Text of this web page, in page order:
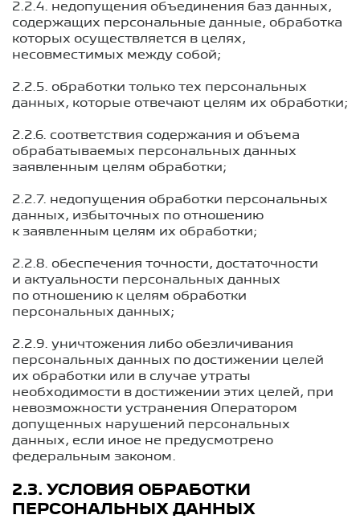
2.2.4. недопущения объединения баз данных,
содержащих персональные данные, обработка
которых осуществляется в целях,
несовместимых между собой;
2.2.5. обработки только тех персональных
данных, которые отвечают целям их обработки;
2.2.6. соответствия содержания и объема
обрабатываемых персональных данных
заявленным целям обработки;
2.2.7. недопущения обработки персональных
данных, избыточных по отношению
к заявленным целям их обработки;
2.2.8. обеспечения точности, достаточности
и актуальности персональных данных
по отношению к целям обработки
персональных данных;
2.2.9. уничтожения либо обезличивания
персональных данных по достижении целей
их обработки или в случае утраты
необходимости в достижении этих целей, при
невозможности устранения Оператором
допущенных нарушений персональных
данных, если иное не предусмотрено
федеральным законом.
2.3. УСЛОВИЯ ОБРАБОТКИ
ПЕРСОНАЛЬНЫХ ДАННЫХ